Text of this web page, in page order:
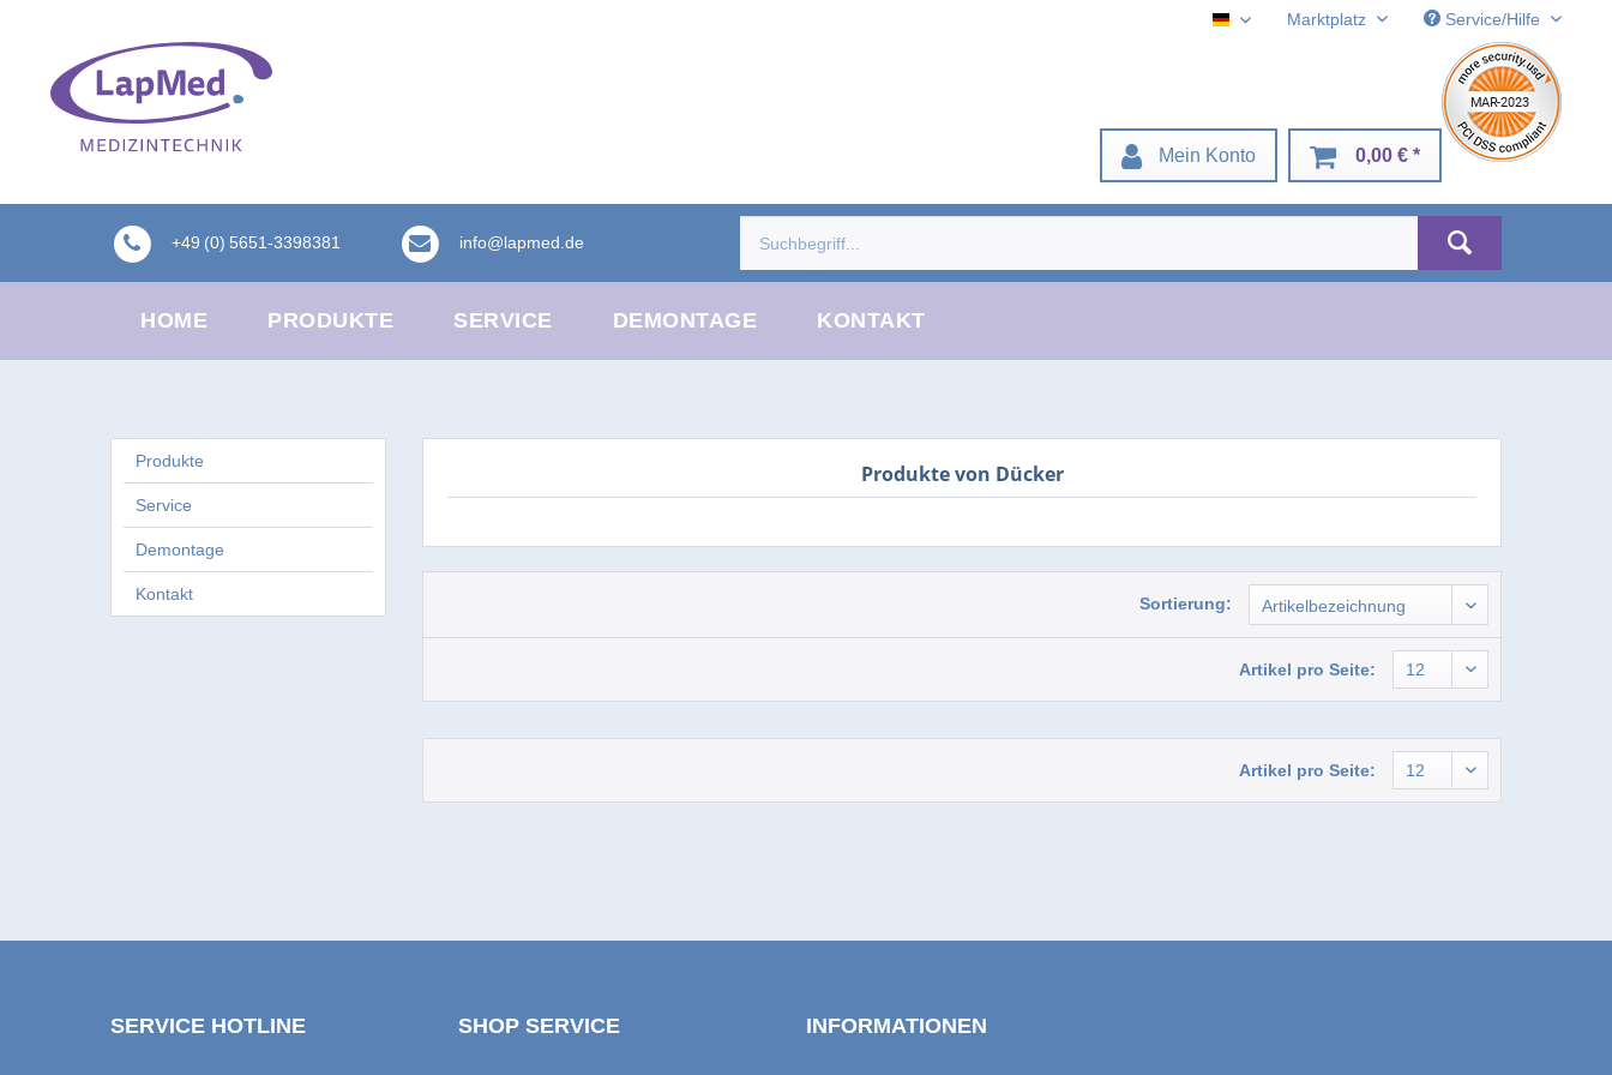
DeustchMarktplatz Service/Hilfe
Mein Konto 0,00 € *
+49 (0) 5651-3398381 info@lapmed.de
HOME PRODUKTE SERVICE DEMONTAGE KONTAKT
Produkte
Service
Demontage
Kontakt
Produkte von Dücker
Sortierung:
Artikel pro Seite:
Artikel pro Seite:
SERVICE HOTLINE SHOP SERVICE INFORMATIONEN